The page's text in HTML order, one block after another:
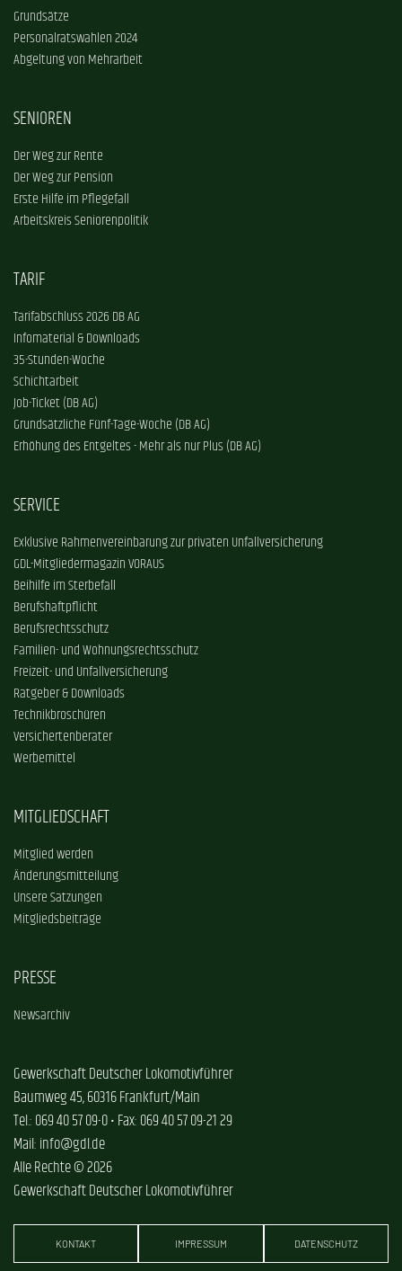
Grundsätze
Personalratswahlen 2024
Abgeltung von Mehrarbeit
SENIOREN
Der Weg zur Rente
Der Weg zur Pension
Erste Hilfe im Pflegefall
Arbeitskreis Seniorenpolitik
TARIF
Tarifabschluss 2026 DB AG
Infomaterial & Downloads
35-Stunden-Woche
Schichtarbeit
Job-Ticket (DB AG)
Grundsätzliche Fünf-Tage-Woche (DB AG)
Erhöhung des Entgeltes - Mehr als nur Plus (DB AG)
SERVICE
Exklusive Rahmenvereinbarung zur privaten Unfallversicherung
GDL-Mitgliedermagazin VORAUS
Beihilfe im Sterbefall
Berufshaftpflicht
Berufsrechtsschutz
Familien- und Wohnungsrechtsschutz
Freizeit- und Unfallversicherung
Ratgeber & Downloads
Technikbroschüren
Versichertenberater
Werbemittel
MITGLIEDSCHAFT
Mitglied werden
Änderungsmitteilung
Unsere Satzungen
Mitgliedsbeiträge
PRESSE
Newsarchiv
Gewerkschaft Deutscher Lokomotivführer
Baumweg 45, 60316 Frankfurt/Main
Tel.: 069 40 57 09-0 • Fax: 069 40 57 09-21 29
Mail: info@gdl.de
Alle Rechte © 2026
Gewerkschaft Deutscher Lokomotivführer
KONTAKT IMPRESSUM DATENSCHUTZ